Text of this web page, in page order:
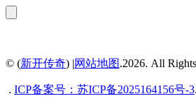
© (新开传奇) |网站地图.2026. All
. ICP备案号： 苏ICP备2025164156号-3.